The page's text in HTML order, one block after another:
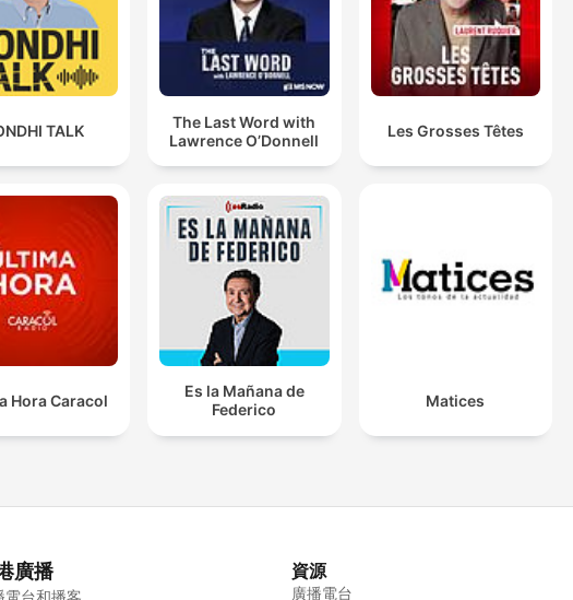
TALK
The Last Word with
Lawrence O’Donnell
Les Grosses Têtes
Hora Caracol
Es la Mañana de
Federico
Matices
廣播
電台和播客
資源
廣播電台